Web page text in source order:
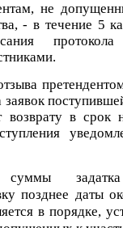
не
- в течение 5
возврату в срок
суммы задатка
позднее даты
в порядке,